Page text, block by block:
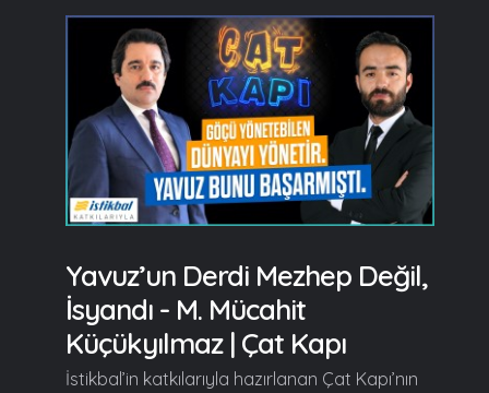
Yavuz’un Derdi Mezhep Değil,
İsyandı - M. Mücahit
Küçükyılmaz | Çat Kapı
İstikbal’in katkılarıyla hazırlanan Çat Kapı’nın